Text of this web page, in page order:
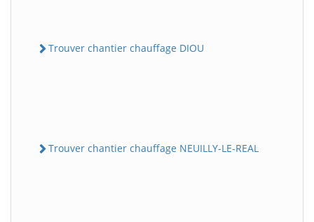
Trouver chantier chauffage DIOU
Trouver chantier chauffage NEUILLY-LE-REAL